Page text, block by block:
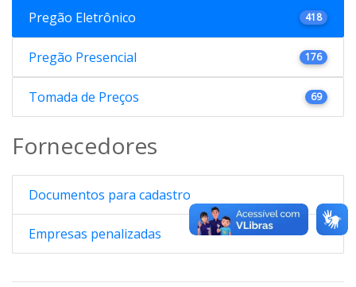
Pregão Eletrônico 418
Pregão Presencial 176
Tomada de Preços 69
Fornecedores
Documentos para cadastro
Empresas penalizadas